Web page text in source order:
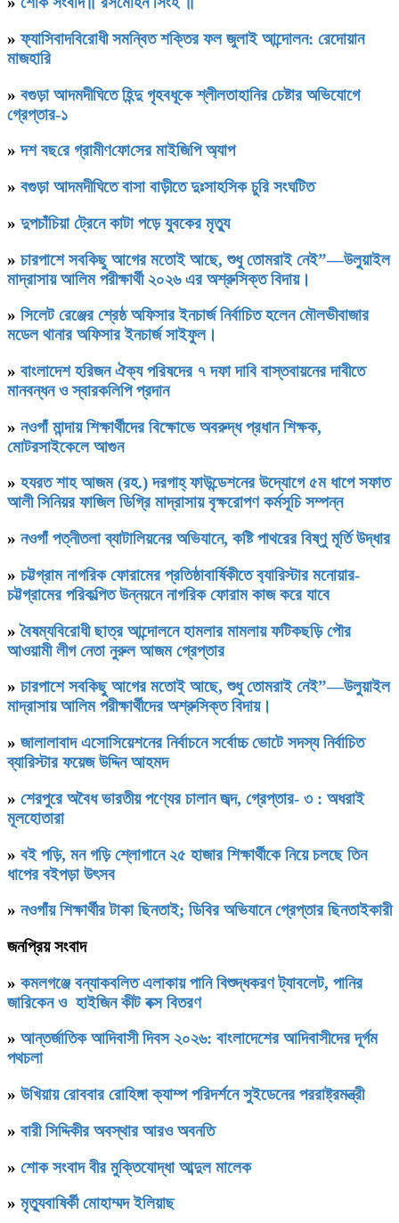
»ফ্যাসিবাদবিরোধী সমন্বিত শক্তির ফল জুলাই আন্দোলন: রেদোয়ান
মাজহারি
» বগুড়া আদমদীঘিতে হিন্দু গৃহবধূকে শ্লীলতাহানির চেষ্টার অভিযোগে
গ্রেপ্তার-১
»দশ বছ‌রে গ্রামীণ‌ফো‌সের মাইজিপি অ্যাপ
» বগুড়া আদমদীঘিতে বাসা বাড়ীতে দুঃসাহসিক চুরি সংঘটিত
» দুপচাঁচিয়া ট্রেনে কাটা পড়ে যুবকের মৃত্যু
» চারপাশে সবকিছু আগের মতোই আছে, শুধু তোমরাই নেই”—উলুয়াইল
মাদ্রাসায় আলিম পরীক্ষার্থী ২০২৬ এর অশ্রুসিক্ত বিদায়।
» সিলেট রেঞ্জের শ্রেষ্ঠ অফিসার ইনচার্জ নির্বাচিত হলেন মৌলভীবাজার
মডেল থানার অফিসার ইনচার্জ সাইফুল।
» বাংলাদেশ হরিজন ঐক্য পরিষদের ৭ দফা দাবি বাস্তবায়নের দাবীতে
মানবন্ধন ও স্বারকলিপি প্রদান
» নওগাঁ মান্দায় শিক্ষার্থীদের বিক্ষোভে অবরুদ্ধ প্রধান শিক্ষক,
মোটরসাইকেলে আগুন
» হযরত শাহ আজম (রহ.) দরগাহ্ ফাউন্ডেশনের উদ্যোগে ৫ম ধাপে সফাত
আলী সিনিয়র ফাজিল ডিগ্রি মাদ্রাসায় বৃক্ষরোপণ কর্মসূচি সম্পন্ন
» নওগাঁ পত্নীতলা ব্যাটালিয়নের অভিযানে, কষ্টি পাথরের বিষ্ণু মূর্তি উদ্ধার
» চট্টগ্রাম নাগরিক ফোরামের প্রতিষ্ঠাবার্ষিকীতে ব‍্যারিস্টার মনোয়ার-
চট্টগ্রামের পরিকল্পিত উন্নয়নে নাগরিক ফোরাম কাজ করে যাবে
»বৈষম্যবিরোধী ছাত্র আন্দোলনে হামলার মামলায় ফটিকছড়ি পৌর
আওয়ামী লীগ নেতা নুরুল আজম গ্রেপ্তার
» চারপাশে সবকিছু আগের মতোই আছে, শুধু তোমরাই নেই”—উলুয়াইল
মাদ্রাসায় আলিম পরীক্ষার্থীদের অশ্রুসিক্ত বিদায়।
» জালালাবাদ এসোসিয়েশনের নির্বাচনে সর্বোচ্চ ভোটে সদস্য নির্বাচিত
ব্যারিস্টার ফয়েজ উদ্দিন আহমদ
» শেরপুরে অবৈধ ভারতীয় পণ্যের চালান জব্দ, গ্রেপ্তার- ৩ : অধরাই
মূলহোতারা
» বই পড়ি, মন গড়ি শ্লোগানে ২৫ হাজার শিক্ষার্থীকে নিয়ে চলছে তিন
ধাপের বইপড়া উৎসব
» নওগাঁয় শিক্ষার্থীর টাকা ছিনতাই; ডিবির অভিযানে গ্রেপ্তার ছিনতাইকারী
জনপ্রিয় সংবাদ
» কমলগঞ্জে বন্যাকবলিত এলাকায় পানি বিশুদ্ধকরণ ট্যাবলেট, পানির
জারিকেন ও হাইজিন কীট বক্স বিতরণ
» আন্তর্জাতিক আদিবাসী দিবস ২০২৬: বাংলাদেশের আদিবাসীদের দূর্গম
পথচলা
» উখিয়ায় রোববার রোহিঙ্গা ক্যাম্প পরিদর্শনে সুইডেনের পররাষ্ট্রমন্ত্রী
» বারী সিদ্দিকীর অবস্থার আরও অবনতি
» শোক সংবাদ বীর মুক্তিযোদ্ধা আব্দুল মালেক
» মৃত্যুবাষির্কী মোহাম্মদ ইলিয়াছ